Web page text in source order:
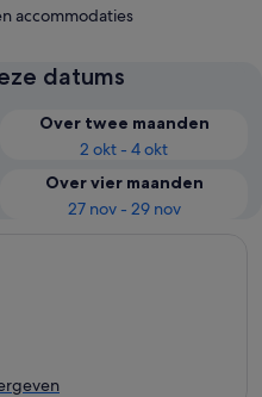
accommodaties
datums
Over twee maanden
2 okt - 4 okt
Over vier maanden
27 nov - 29 nov